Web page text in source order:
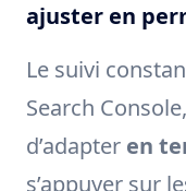
ajuster en
Le suivi
Search
d’adapter en
s’appuyer sur